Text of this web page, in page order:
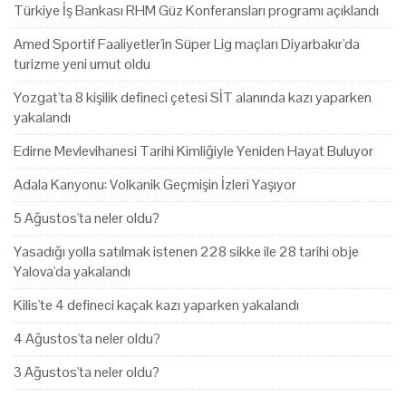
Türkiye İş Bankası RHM Güz Konferansları programı açıklandı
Amed Sportif Faaliyetler'in Süper Lig maçları Diyarbakır'da
turizme yeni umut oldu
Yozgat'ta 8 kişilik defineci çetesi SİT alanında kazı yaparken
yakalandı
Edirne Mevlevihanesi Tarihi Kimliğiyle Yeniden Hayat Buluyor
Adala Kanyonu: Volkanik Geçmişin İzleri Yaşıyor
5 Ağustos'ta neler oldu?
Yasadığı yolla satılmak istenen 228 sikke ile 28 tarihi obje
Yalova'da yakalandı
Kilis'te 4 defineci kaçak kazı yaparken yakalandı
4 Ağustos'ta neler oldu?
3 Ağustos'ta neler oldu?